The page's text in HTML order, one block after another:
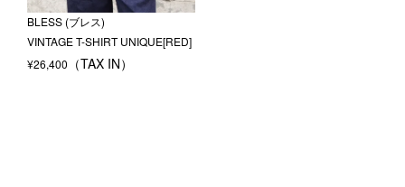
BLESS (ブレス)
VINTAGE T-SHIRT UNIQUE[RED]
¥26,400